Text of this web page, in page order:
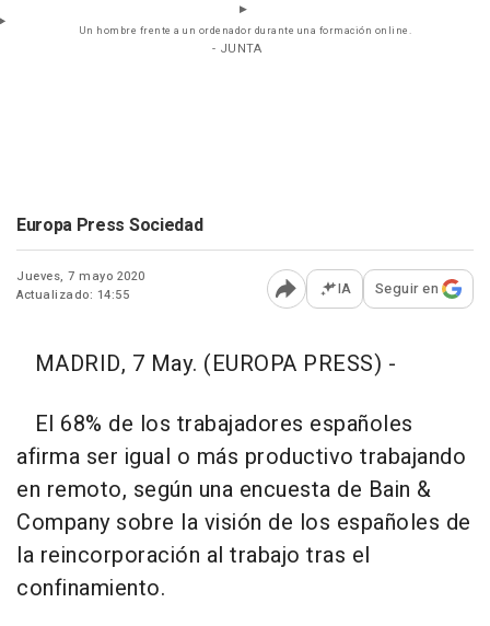
Un hombre frente a un ordenador durante una formación online.
- JUNTA
Europa Press Sociedad
Jueves, 7 mayo 2020
Actualizado: 14:55
Abrir opciones para
IA Seguir en
MADRID, 7 May. (EUROPA PRESS) -
El 68% de los trabajadores españoles
afirma ser igual o más productivo trabajando
en remoto, según una encuesta de Bain &
Company sobre la visión de los españoles de
la reincorporación al trabajo tras el
confinamiento.